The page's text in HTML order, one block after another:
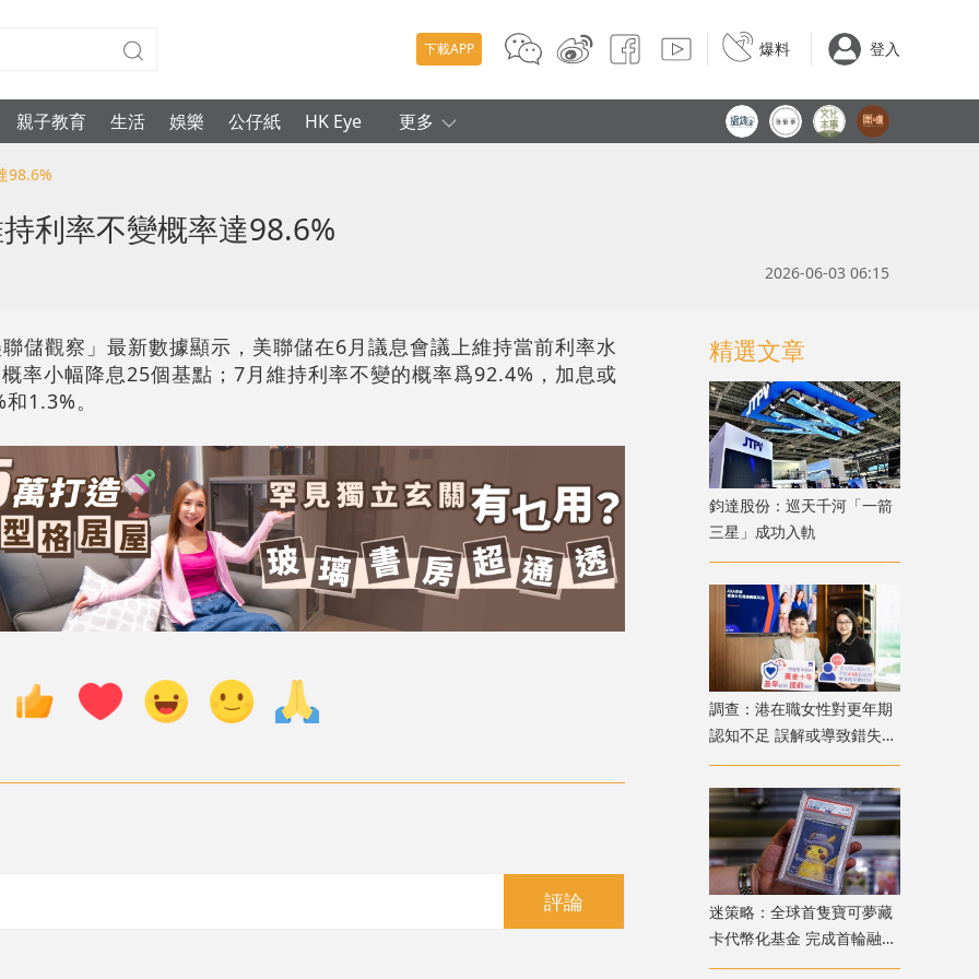
下載APP 爆料 登入
親子教育 生活 娛樂 公仔紙 HK Eye 更多
98.6%
利率不變概率達98.6%
2026-06-03 06:15
儲觀察」最新數據顯示，美聯儲在6月議息會議上維持當前利率水
率小幅降息25個基點；7月維持利率不變的概率爲92.4%，加息或
1.3%。
評論
精選文章
鈞達股份：巡天千河「一箭
三星」成功入軌
調查：港在職女性對更年期
認知不足 誤解或導致錯失
「黃金預防期」
迷策略：全球首隻寶可夢藏
卡代幣化基金 完成首輪融資
兼獲超購